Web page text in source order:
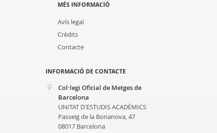
MÉS INFORMACIÓ
Avís legal
Crèdits
Contacte
INFORMACIÓ DE CONTACTE
Col·legi Oficial de Metges de
Barcelona
UNITAT D'ESTUDIS ACADÈMICS
Passeig de la Bonanova, 47
08017 Barcelona